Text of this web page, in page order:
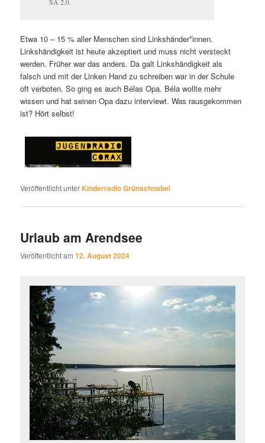
Etwa 10 – 15 % aller Menschen sind Linkshänder*innen.
Linkshändigkeit ist heute akzeptiert und muss nicht versteckt
werden. Früher war das anders. Da galt Linkshändigkeit als
falsch und mit der Linken Hand zu schreiben war in der Schule
oft verboten. So ging es auch Bélas Opa. Béla wollte mehr
wissen und hat seinen Opa dazu interviewt. Was rausgekommen
ist? Hört selbst!
Veröffentlicht unterKinderradio Grünschnabel
Urlaub am Arendsee
Veröffentlicht am12. August 2024